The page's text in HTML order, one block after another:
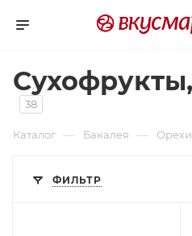
38
Каталог — Бакалея —
ФИЛЬТР